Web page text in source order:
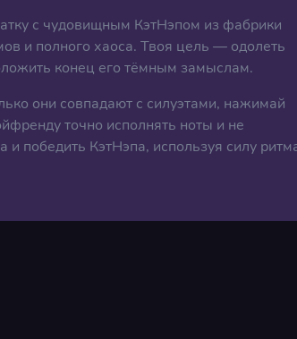
с чудовищным КэтНэпом из фабрики
и полного хаоса. Твоя цель — одолеть
конец его тёмным замыслам.
они совпадают с силуэтами, нажимай
точно исполнять ноты и не
победить КэтНэпа, используя силу